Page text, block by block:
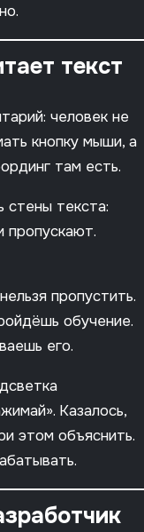
текст
человек не
кнопку мыши, а
там есть.
стены текста:
пропускают.
пропустить.
обучение.
его.
Казалось,
этом объяснить.